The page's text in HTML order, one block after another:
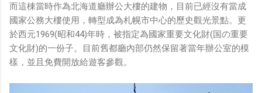
而這棟當時作為北海道廳辦公大樓的建物，目前已經沒有當成
國家公務大樓使用，轉型成為札幌市中心的歷史觀光景點。更
於西元1969(昭和44)年時，被指定為國家重要文化財(国の重要
文化財)的一份子。目前舊都廳內部仍然保留著當年辦公室的模
樣，並且免費開放給遊客參觀。